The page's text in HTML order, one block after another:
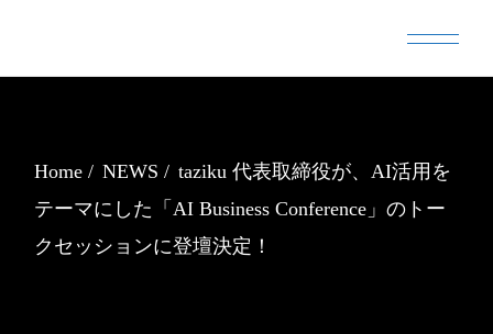
Home NEWS
taziku 代表取締役が、AI活用を
テーマにした「AI Business Conference」のトー
クセッションに登壇決定！